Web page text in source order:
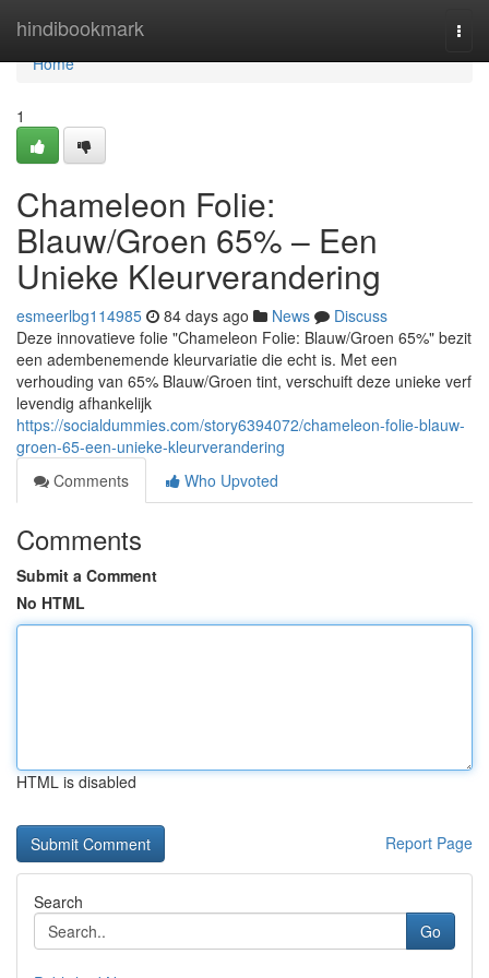
hindibookmark
Home
Home
1
Chameleon Folie:
Blauw/Groen 65% – Een
Unieke Kleurverandering
esmeerlbg114985 84 days ago News
Discuss
Deze innovatieve folie "Chameleon Folie: Blauw/Groen 65%" bezit
een adembenemende kleurvariatie die echt is. Met een
verhouding van 65% Blauw/Groen tint, verschuift deze unieke verf
levendig afhankelijk
https://socialdummies.com/story6394072/chameleon-folie-blauw-
groen-65-een-unieke-kleurverandering
Comments
Who Upvoted
Comments
Submit a Comment
No HTML
HTML is disabled
Report Page
Search
Go